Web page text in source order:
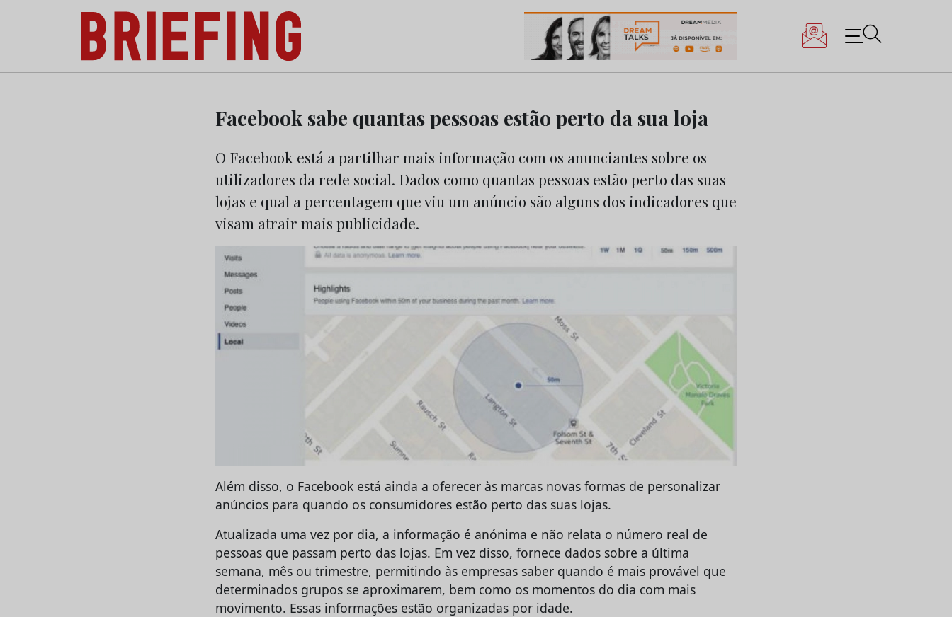
Briefing: Todas as notícias sobre os negócios do Marketing e da Publicidade
Facebook sabe quantas pessoas estão perto da sua loja
O Facebook está a partilhar mais informação com os anunciantes sobre os
utilizadores da rede social. Dados como quantas pessoas estão perto das suas
lojas e qual a percentagem que viu um anúncio são alguns dos indicadores que
visam atrair mais publicidade.
Além disso, o Facebook está ainda a oferecer às marcas novas formas de personalizar
anúncios para quando os consumidores estão perto das suas lojas.
Atualizada uma vez por dia, a informação é anónima e não relata o número real de
pessoas que passam perto das lojas. Em vez disso, fornece dados sobre a última
semana, mês ou trimestre, permitindo às empresas saber quando é mais provável que
determinados grupos se aproximarem, bem como os momentos do dia com mais
movimento. Essas informações estão organizadas por idade.